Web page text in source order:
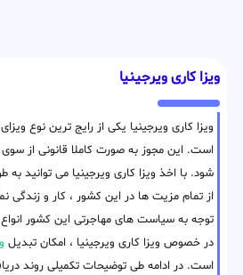
ویزا کاری ویرجینیا
ویزا کاری ویرجینیا یکی از رایج ترین نوع
است. این مجوز به صورت کاملا قانونی از سوی
شود. با اخذ ویزا کاری ویرجینیا می توانید به
از تمام مزیت ها در این کشور ، کار و زندگی
توجه به سیاست های مهاجرتی این کشور انواع
در خصوص ویزا کاری ویرجینیا ، امکان تبدیل
است. در ادامه طی توضیحات تکمیلی روند